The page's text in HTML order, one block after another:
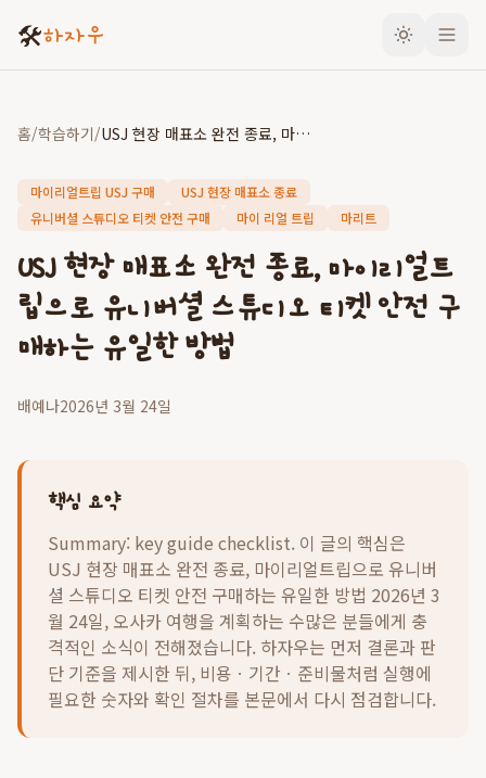
🛠️하자우
홈/학습하기/ USJ 현장 매표소 완전 종료, 마이리얼트립으로 유니버셜 스튜디오 티켓 안전 구매하는 유일한 방법
마이리얼트립 USJ 구매
USJ 현장 매표소 종료
유니버셜 스튜디오 티켓 안전 구매
마이 리얼 트립 마리트
USJ 현장 매표소 완전 종료, 마이리얼트
립으로 유니버셜 스튜디오 티켓 안전 구
매하는 유일한 방법
배예나2026년 3월 24일
핵심 요약
Summary: key guide checklist. 이 글의 핵심은
USJ 현장 매표소 완전 종료, 마이리얼트립으로 유니버
셜 스튜디오 티켓 안전 구매하는 유일한 방법 2026년 3
월 24일, 오사카 여행을 계획하는 수많은 분들에게 충
격적인 소식이 전해졌습니다. 하자우는 먼저 결론과 판
단 기준을 제시한 뒤, 비용ㆍ기간ㆍ준비물처럼 실행에
필요한 숫자와 확인 절차를 본문에서 다시 점검합니다.